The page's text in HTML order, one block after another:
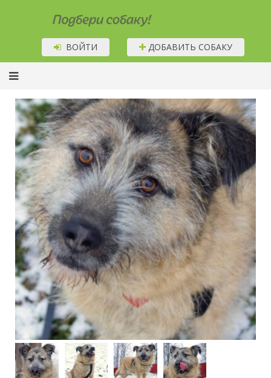
Подбери собаку!
ВОЙТИ ДОБАВИТЬ СОБАКУ